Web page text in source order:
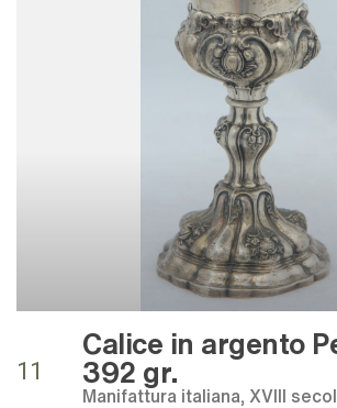
11
Calice in argento
392 gr.
Manifattura italiana, XVIII